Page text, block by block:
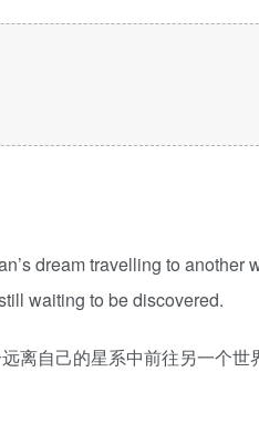
dream travelling to another
waiting to be discovered.
离自己的星系中前往另一个